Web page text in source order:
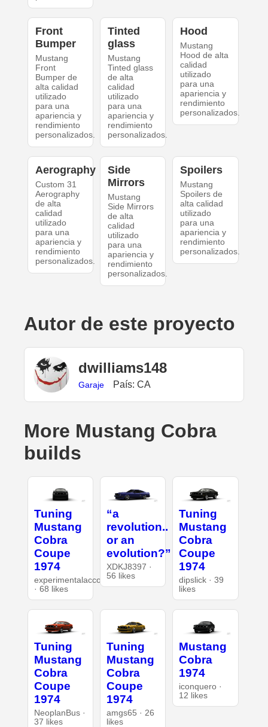
Front
Bumper
Mustang
Front
Bumper de
alta calidad
utilizado
para una
apariencia y
rendimiento
personalizados.
Tinted
glass
Mustang
Tinted glass
de alta
calidad
utilizado
para una
apariencia y
rendimiento
personalizados.
Hood
Mustang
Hood de alta
calidad
utilizado
para una
apariencia y
rendimiento
personalizados.
Aerography
Custom 31
Aerography
de alta
calidad
utilizado
para una
apariencia y
rendimiento
personalizados.
Side
Mirrors
Mustang
Side Mirrors
de alta
calidad
utilizado
para una
apariencia y
rendimiento
personalizados.
Spoilers
Mustang
Spoilers de
alta calidad
utilizado
para una
apariencia y
rendimiento
personalizados.
Autor de este proyecto
dwilliams148
Garaje País: CA
More Mustang Cobra
builds
Tuning
Mustang
Cobra
Coupe
1974
experimentalaccount
· 68 likes
“a
revolution..
or an
evolution?”
XDKJ8397 ·
56 likes
Tuning
Mustang
Cobra
Coupe
1974
dipslick · 39
likes
Tuning
Mustang
Cobra
Coupe
1974
NeoplanBus ·
37 likes
Tuning
Mustang
Cobra
Coupe
1974
amgs65 · 26
likes
Mustang
Cobra
1974
iconquero ·
12 likes